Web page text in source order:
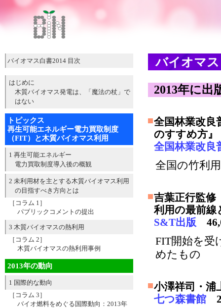
バイオマス白書2014 目次
はじめに
木質バイオマス発電は、「魔法の杖」で
はない
トピックス
再生可能エネルギー電力買取制度
（FIT）と木質バイオマス利用
1 再生可能エネルギー
電力買取制度導入後の概観
2 未利用材を主とする木質バイオマス利用
の目指すべき方向とは
［コラム 1］
パブリックコメントの提出
3 木質バイオマスの熱利用
［コラム 2］
木質バイオマスの熱利用事例
2013年の動向
1 国際的な動向
［コラム 3］
バイオ燃料をめぐる国際動向：2013年
バイオマ
2013年に出
全国林業改
のすすめ方』
全国林業改良
全国の竹利
吉葉正行監
利用の最前線
S&T出版
FIT開始を受
めたもの
小澤祥司・
七つ森書館